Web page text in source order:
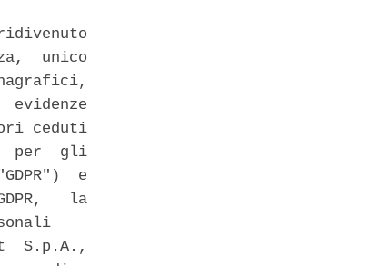
unico
ceduti
per  gli
e
la
S.p.A.,